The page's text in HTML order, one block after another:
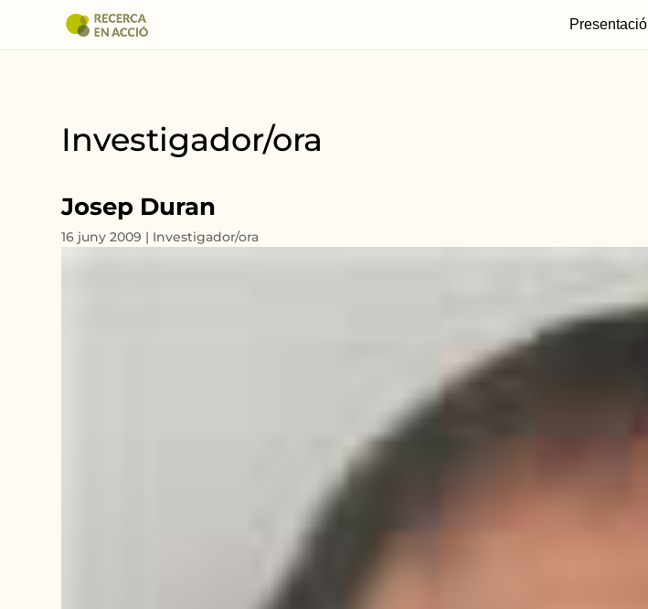
Presentació
Investigador/ora
Josep Duran
16 juny 2009 | Investigador/ora